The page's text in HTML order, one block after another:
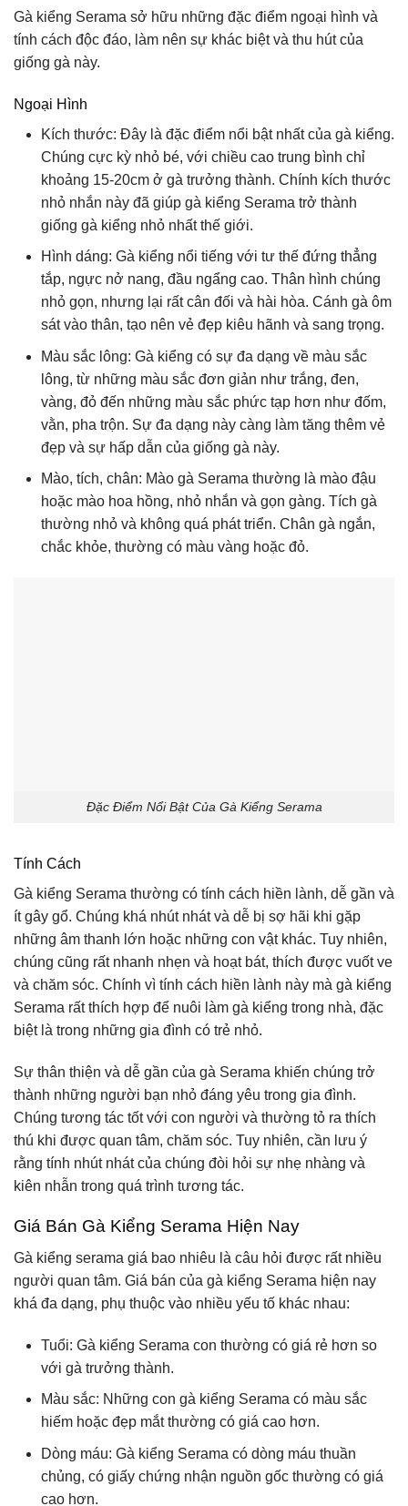
Gà kiểng Serama sở hữu những đặc điểm ngoại hình và
tính cách độc đáo, làm nên sự khác biệt và thu hút của
giống gà này.
Ngoại Hình
Kích thước: Đây là đặc điểm nổi bật nhất của gà kiểng.
Chúng cực kỳ nhỏ bé, với chiều cao trung bình chỉ
khoảng 15-20cm ở gà trưởng thành. Chính kích thước
nhỏ nhắn này đã giúp gà kiểng Serama trở thành
giống gà kiểng nhỏ nhất thế giới.
Hình dáng: Gà kiểng nổi tiếng với tư thế đứng thẳng
tắp, ngực nở nang, đầu ngẩng cao. Thân hình chúng
nhỏ gọn, nhưng lại rất cân đối và hài hòa. Cánh gà ôm
sát vào thân, tạo nên vẻ đẹp kiêu hãnh và sang trọng.
Màu sắc lông: Gà kiểng có sự đa dạng về màu sắc
lông, từ những màu sắc đơn giản như trắng, đen,
vàng, đỏ đến những màu sắc phức tạp hơn như đốm,
vằn, pha trộn. Sự đa dạng này càng làm tăng thêm vẻ
đẹp và sự hấp dẫn của giống gà này.
Mào, tích, chân: Mào gà Serama thường là mào đậu
hoặc mào hoa hồng, nhỏ nhắn và gọn gàng. Tích gà
thường nhỏ và không quá phát triển. Chân gà ngắn,
chắc khỏe, thường có màu vàng hoặc đỏ.
Đặc Điểm Nổi Bật Của Gà Kiểng Serama
Tính Cách
Gà kiểng Serama thường có tính cách hiền lành, dễ gần và
ít gây gổ. Chúng khá nhút nhát và dễ bị sợ hãi khi gặp
những âm thanh lớn hoặc những con vật khác. Tuy nhiên,
chúng cũng rất nhanh nhẹn và hoạt bát, thích được vuốt ve
và chăm sóc. Chính vì tính cách hiền lành này mà gà kiểng
Serama rất thích hợp để nuôi làm gà kiểng trong nhà, đặc
biệt là trong những gia đình có trẻ nhỏ.
Sự thân thiện và dễ gần của gà Serama khiến chúng trở
thành những người bạn nhỏ đáng yêu trong gia đình.
Chúng tương tác tốt với con người và thường tỏ ra thích
thú khi được quan tâm, chăm sóc. Tuy nhiên, cần lưu ý
rằng tính nhút nhát của chúng đòi hỏi sự nhẹ nhàng và
kiên nhẫn trong quá trình tương tác.
Giá Bán Gà Kiểng Serama Hiện Nay
Gà kiểng serama giá bao nhiêu là câu hỏi được rất nhiều
người quan tâm. Giá bán của gà kiểng Serama hiện nay
khá đa dạng, phụ thuộc vào nhiều yếu tố khác nhau:
Tuổi: Gà kiểng Serama con thường có giá rẻ hơn so
với gà trưởng thành.
Màu sắc: Những con gà kiểng Serama có màu sắc
hiếm hoặc đẹp mắt thường có giá cao hơn.
Dòng máu: Gà kiểng Serama có dòng máu thuần
chủng, có giấy chứng nhận nguồn gốc thường có giá
cao hơn.